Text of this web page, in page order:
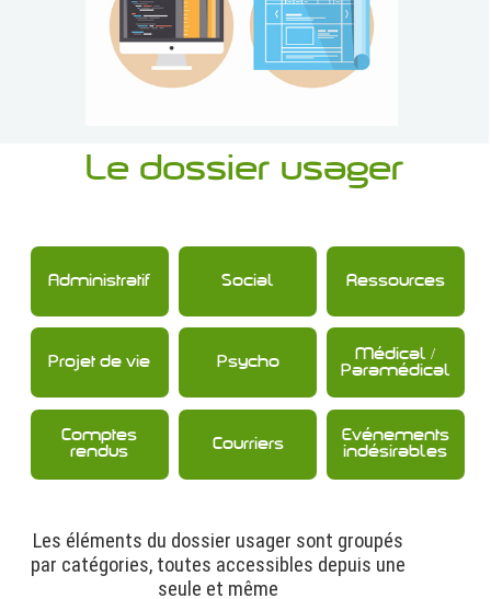
Le dossier usager
Administratif Social Ressources
Projet de vie Psycho
Médical /
Paramédical
Comptes
rendus
Courriers
Evénements
indésirables
Les éléments du dossier usager sont groupés
par catégories, toutes accessibles depuis une
seule et même